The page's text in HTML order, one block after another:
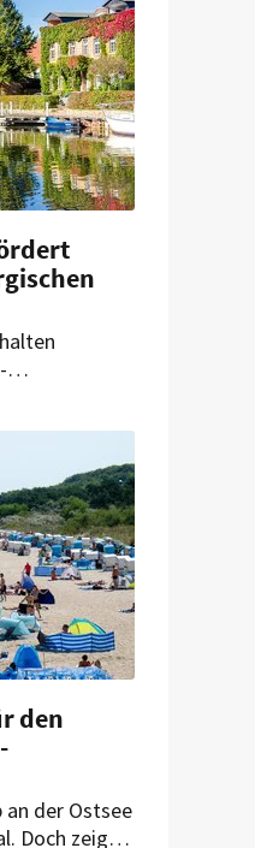
den
der Ostsee
Doch zeigt